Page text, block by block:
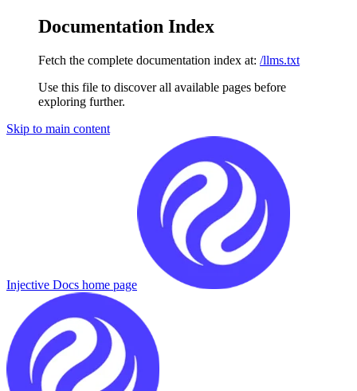
Documentation Index
Fetch the complete documentation index at: /llms.txt
Use this file to discover all available pages before
exploring further.
Skip to main content
Injective Docs home page